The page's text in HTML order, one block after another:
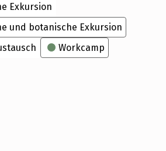
Exkursion
und botanische Exkursion
Workcamp